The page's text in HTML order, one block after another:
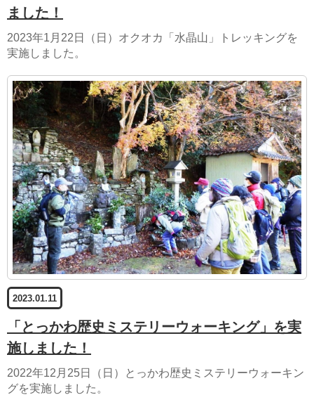
ました！
2023年1月22日（日）オクオカ「水晶山」トレッキングを
実施しました。
2023.01.11
「とっかわ歴史ミステリーウォーキング」を実
施しました！
2022年12月25日（日）とっかわ歴史ミステリーウォーキン
グを実施しました。